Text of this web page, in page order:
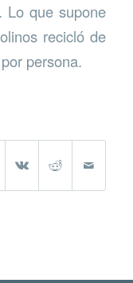
Lo que supone
recicló de
persona.